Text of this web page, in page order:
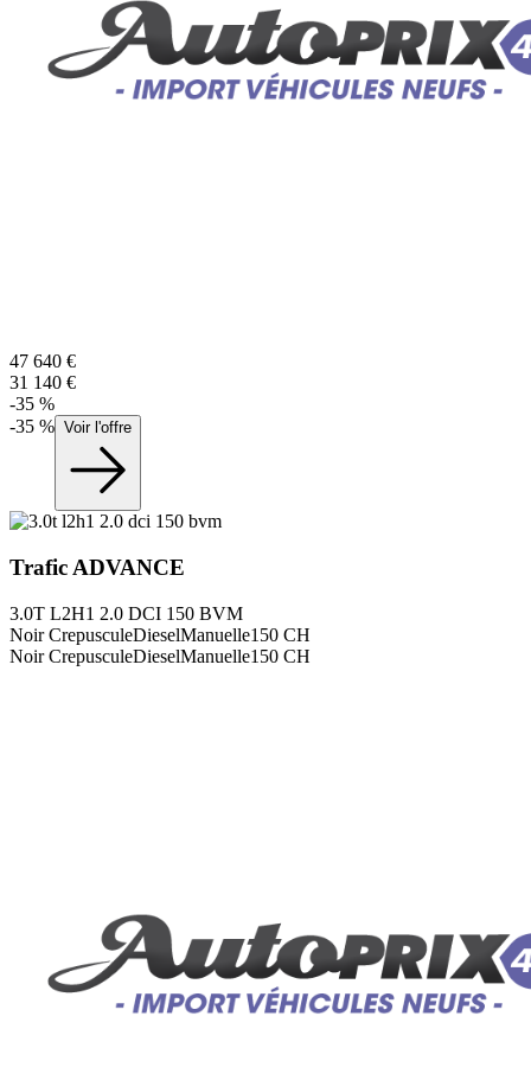
47 640 €
31 140 €
-35 %
-35 % Voir l'offre
Trafic ADVANCE
3.0T L2H1 2.0 DCI 150 BVM
Noir CrepusculeDieselManuelle150 CH
Noir CrepusculeDieselManuelle150 CH